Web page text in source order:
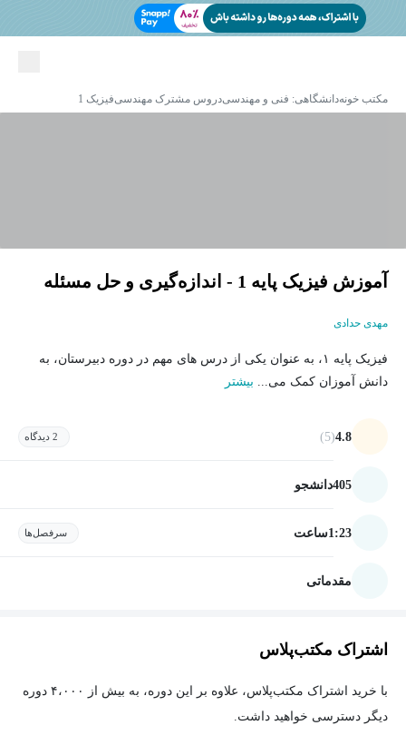
مکتب خونهدانشگاهی: فنی و مهندسیدروس مشترک مهندسیفیزیک 1
آموزش فیزیک پایه 1 - اندازه‌گیری و حل مسئله
مهدی حدادی
فیزیک پایه ۱، به عنوان یکی از درس های مهم در دوره دبیرستان، به
دانش آموزان کمک می... بیشتر
4.8
(5) 2 دیدگاه
405دانشجو
1:23ساعت سرفصل‌ها
مقدماتی
اشتراک مکتب‌پلاس
با خرید اشتراک مکتب‌پلاس، علاوه بر این دوره، به بیش از ۴،۰۰۰ دوره
دیگر دسترسی خواهید داشت.